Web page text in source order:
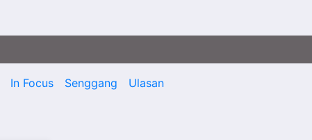
In Focus Senggang Ulasan